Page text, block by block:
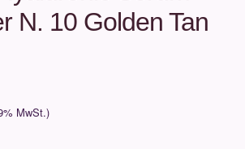
N. 10 Golden Tan